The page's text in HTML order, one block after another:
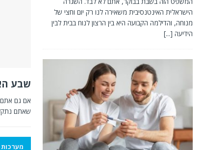
שבע
שאתם
מערכות
הישראלית האינטנסיבית משאירה לנו רק יום וחצי של
מנוחה, והדילמה הקבועה היא בין הרצון לנוח בבית לבין
הידיעה [...]